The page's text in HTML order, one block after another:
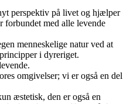
perspektiv på livet og hjælper
forbundet med alle levende
menneskelige natur ved at
i dyreriget.
omgivelser; vi er også en del
æstetisk, den er også en